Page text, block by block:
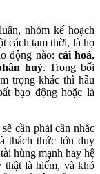
nhóm kế hoạch
cách tạm thời, là họ
động nào: cải hoá,
huỷ. Trong bối
trọng khác thì hầu
bạo động hoặc là
cần phải cân nhắc
thách thức lớn duy
hùng mạnh hay hệ
thật là hiếm, và khó